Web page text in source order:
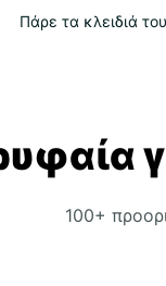
Πάρε τα κλειδιά
100+